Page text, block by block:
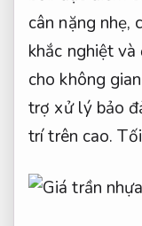
cân nặng nhẹ,
khắc nghiệt
cho không
trợ xử lý bảo
trí trên cao.